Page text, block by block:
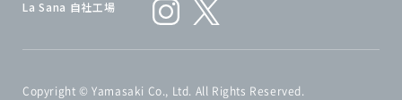
La Sana 自社工場
Copyright © Yamasaki Co., Ltd. All Rights Reserved.